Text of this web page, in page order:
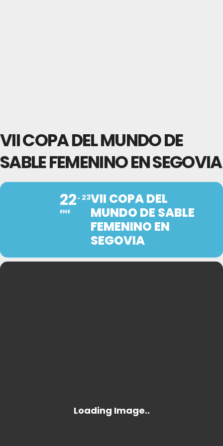
VII COPA DEL MUNDO DE
SABLE FEMENINO EN SEGOVIA
22
ENE
23VII COPA DEL
MUNDO DE SABLE
FEMENINO EN
SEGOVIA